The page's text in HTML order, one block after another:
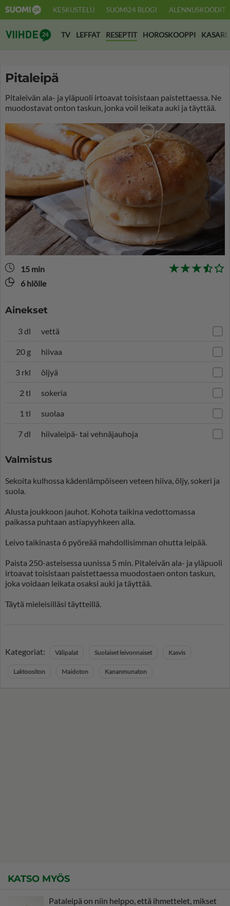
KESKUSTELU SUOMI24 BLOGI ALENNUSKOODIT
Suomi24 Viihde
TV LEFFAT RESEPTIT HOROSKOOPPI KASARI
Pitaleipä
Pitaleivän ala- ja yläpuoli irtoavat toisistaan paistettaessa. Ne
muodostavat onton taskun, jonka voil leikata auki ja täyttää.
15 min
6 hlölle
Ainekset
3 dl vettä
20 g hiivaa
3 rkl öljyä
2 tl sokeria
1 tl suolaa
7 dl hiivaleipä- tai vehnäjauhoja
Valmistus
Sekoita kulhossa kädenlämpöiseen veteen hiiva, öljy, sokeri ja
suola.
Alusta joukkoon jauhot. Kohota taikina vedottomassa
paikassa puhtaan astiapyyhkeen alla.
Leivo taikinasta 6 pyöreää mahdollisimman ohutta leipää.
Paista 250-asteisessa uunissa 5 min. Pitaleivän ala- ja yläpuoli
irtoavat toisistaan paistettaessa muodostaen onton taskun,
joka voidaan leikata osaksi auki ja täyttää.
Täytä mieleisilläsi täytteillä.
Kategoriat: Välipalat Suolaiset leivonnaiset Kasvis
Laktoositon Maidoton Kananmunaton
KATSO MYÖS
Pataleipä on niin helppo, että ihmettelet, mikset